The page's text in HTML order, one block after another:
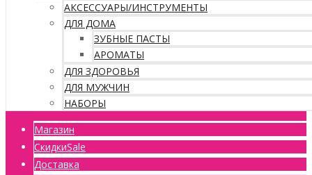
АКСЕССУАРЫ/ИНСТРУМЕНТЫ
ДЛЯ ДОМА
ЗУБНЫЕ ПАСТЫ
АРОМАТЫ
ДЛЯ ЗДОРОВЬЯ
ДЛЯ МУЖЧИН
НАБОРЫ
Магазин
СкидкиSale
Доставка